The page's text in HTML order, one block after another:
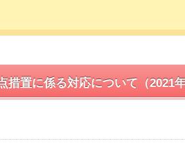
措置に係る対応について（2021